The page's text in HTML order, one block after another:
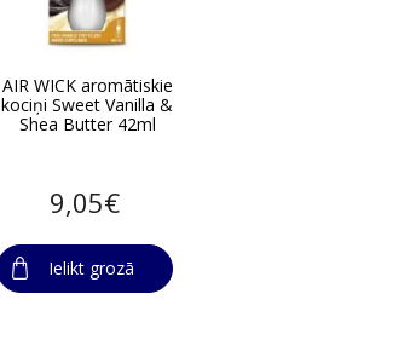
AIR WICK aromātiskie
kociņi Sweet Vanilla &
Shea Butter 42ml
9,05€
Ielikt grozā